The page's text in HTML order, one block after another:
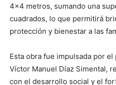
4×4 metros, sumando una
cuadrados, lo que permitirá
protección y bienestar a las
Esta obra fue impulsada por
Víctor Manuel Díaz Simental,
con el desarrollo social y el